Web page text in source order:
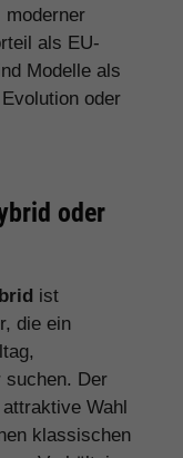
moderner
als EU-
Modelle als
oder
oder
ist
die ein
suchen. Der
Wahl
klassischen